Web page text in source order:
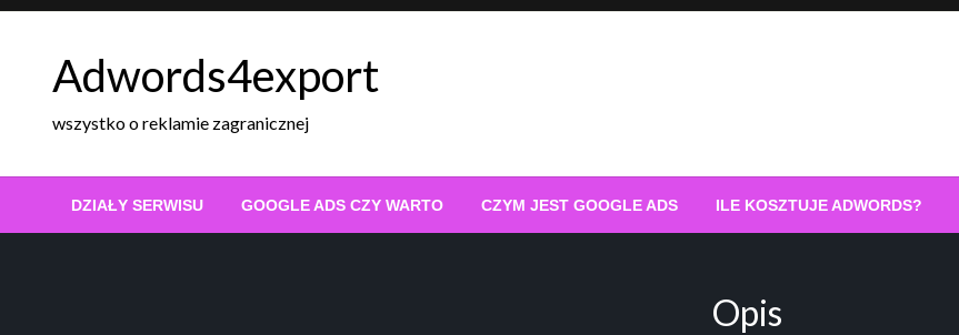
Skip
Adwords4export
wszystko o reklamie zagranicznej
DZIAŁY SERWISU GOOGLE ADS CZY WARTO CZYM JEST GOOGLE ADS ILE KOSZTUJE ADWORDS?
Opis